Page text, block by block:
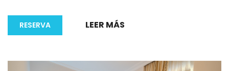
RESERVA LEER MÁS